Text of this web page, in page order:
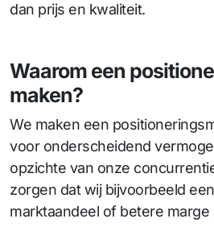
dan prijs en kwaliteit.
Waarom een
maken?
We maken een
voor onderscheidend
opzichte van onze
zorgen dat wij bijvoorbeeld
marktaandeel of betere marge